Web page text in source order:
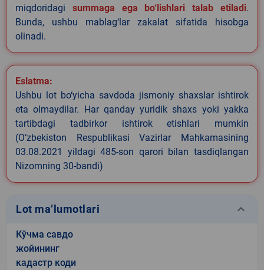
miqdoridagi summaga ega bo‘lishlari talab etiladi.
Bunda, ushbu mablag‘lar zakalat sifatida hisobga
olinadi.
Eslatma:
Ushbu lot bo‘yicha savdoda jismoniy shaxslar ishtirok
eta olmaydilar. Har qanday yuridik shaxs yoki yakka
tartibdagi tadbirkor ishtirok etishlari mumkin
(O‘zbekiston Respublikasi Vazirlar Mahkamasining
03.08.2021 yildagi 485-son qarori bilan tasdiqlangan
Nizomning 30-bandi)
Lot ma’lumotlari keyboard_arrow_down
Кўчма савдо
жойининг
кадастр коди